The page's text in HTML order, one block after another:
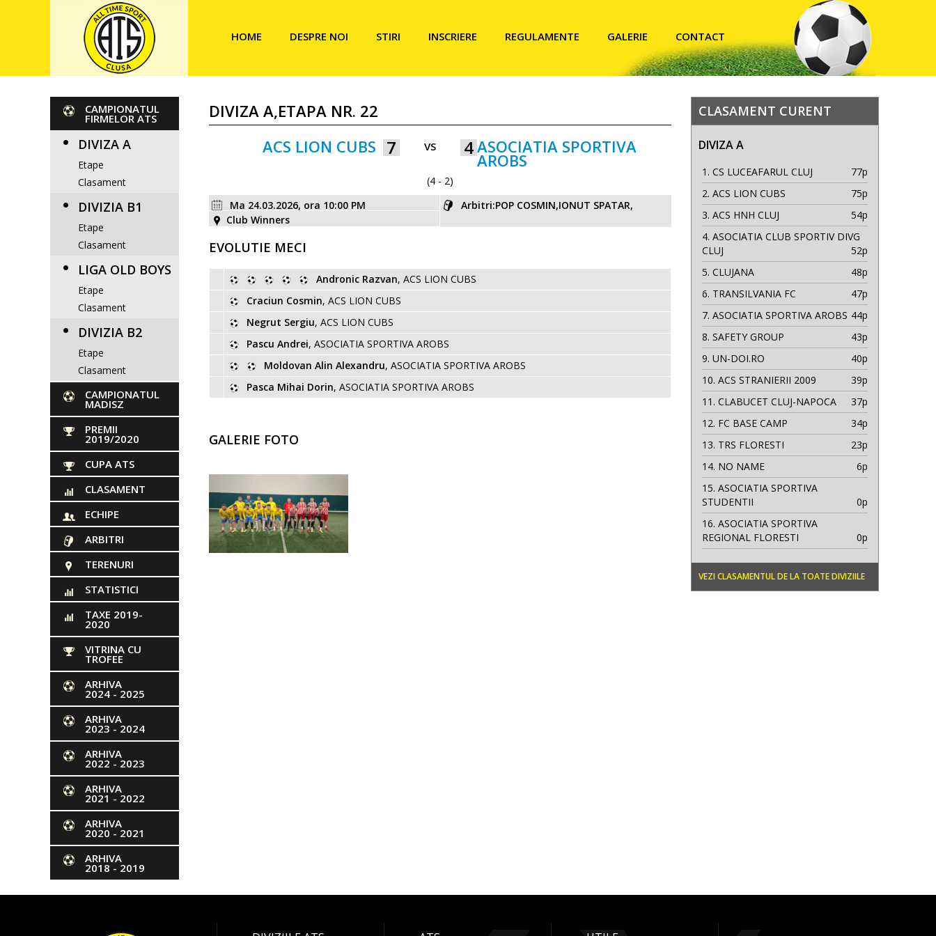
HOME DESPRE NOI STIRI INSCRIERE REGULAMENTE GALERIE CONTACT
CAMPIONATUL
FIRMELOR ATS
DIVIZA A
Etape
Clasament
DIVIZIA B1
Etape
Clasament
LIGA OLD BOYS
Etape
Clasament
DIVIZIA B2
Etape
Clasament
CAMPIONATUL
MADISZ
PREMII
2019/2020
CUPA ATS
CLASAMENT
ECHIPE
ARBITRI
TERENURI
STATISTICI
TAXE 2019-
2020
VITRINA CU
TROFEE
ARHIVA
2024 - 2025
ARHIVA
2023 - 2024
ARHIVA
2022 - 2023
ARHIVA
2021 - 2022
ARHIVA
2020 - 2021
ARHIVA
2018 - 2019
DIVIZA A,ETAPA NR. 22
ACS LION CUBS 7 VS 4ASOCIATIA SPORTIVA
AROBS
(4 - 2)
Ma 24.03.2026, ora 10:00 PM
Club Winners
Arbitri:POP COSMIN,IONUT SPATAR,
EVOLUTIE MECI
Andronic Razvan, ACS LION CUBS
Craciun Cosmin, ACS LION CUBS
Negrut Sergiu, ACS LION CUBS
Pascu Andrei, ASOCIATIA SPORTIVA AROBS
Moldovan Alin Alexandru, ASOCIATIA SPORTIVA AROBS
Pasca Mihai Dorin, ASOCIATIA SPORTIVA AROBS
GALERIE FOTO
CLASAMENT CURENT
DIVIZA A
1. CS LUCEAFARUL CLUJ
77p
2. ACS LION CUBS
75p
3. ACS HNH CLUJ
54p
4. ASOCIATIA CLUB SPORTIV DIVG
CLUJ
52p
5. CLUJANA
48p
6. TRANSILVANIA FC
47p
7. ASOCIATIA SPORTIVA AROBS 44p
8. SAFETY GROUP
43p
9. UN-DOI.RO
40p
10. ACS STRANIERII 2009
39p
11. CLABUCET CLUJ-NAPOCA
37p
12. FC BASE CAMP
34p
13. TRS FLORESTI
23p
14. NO NAME
6p
15. ASOCIATIA SPORTIVA
STUDENTII
0p
16. ASOCIATIA SPORTIVA
REGIONAL FLORESTI
0p
VEZI CLASAMENTUL DE LA TOATE DIVIZIILE